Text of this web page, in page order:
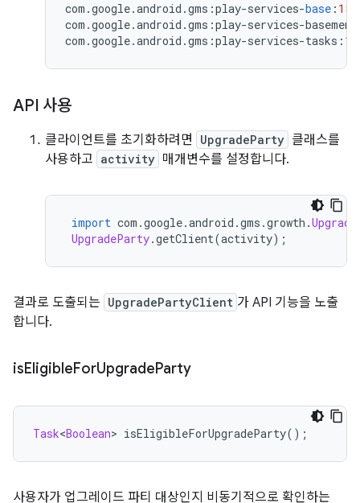
com .google.android .gms :play-services-base :
com .google.android .gms :play-services-basement
com .google.android .gms :play-services-tasks :
API 사용
클라이언트를 초기화하려면 UpgradeParty 클래스를
사용하고 activity 매개변수를 설정합니다.
import com .google.android .gms .growth .
UpgradeParty.getClient(activity);
결과로 도출되는 UpgradePartyClient 가 API 기능을 노출
합니다.
isEligibleForUpgradeParty
Task<Boolean> isEligibleForUpgradeParty();
사용자가 업그레이드 파티 대상인지 비동기적으로 확인하는